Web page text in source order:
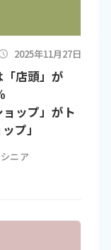
2025年11月27日
店頭」が
ップ」がト
プ」
シニア